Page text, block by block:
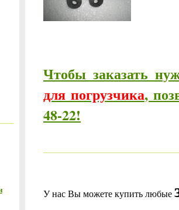
Чтобы заказать
для погрузчика,
48-22!
У нас Вы можете купить любые